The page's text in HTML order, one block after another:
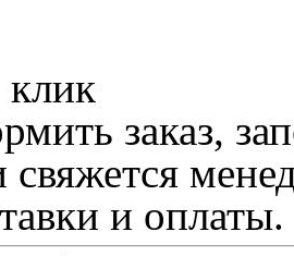
заказ,
и оплаты.